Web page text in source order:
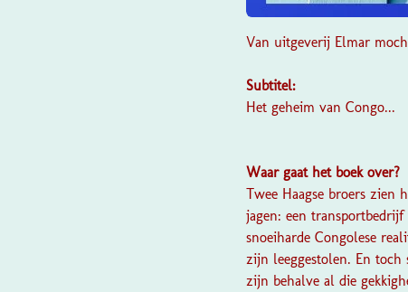
Van uitgeverij Elmar
Subtitel:
Het geheim van Congo...
Waar gaat het boek over?
Twee Haagse broers zien
jagen: een
snoeiharde Congolese
zijn leeggestolen. En toch
zijn behalve al die